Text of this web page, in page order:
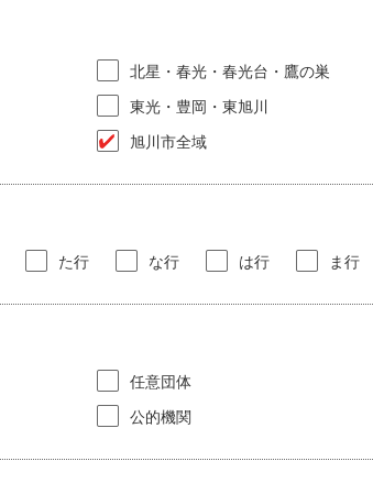
北星・春光・春光台・鷹の巣
東光・豊岡・東旭川
旭川市全域
た行 な行 は行 ま行
任意団体
公的機関